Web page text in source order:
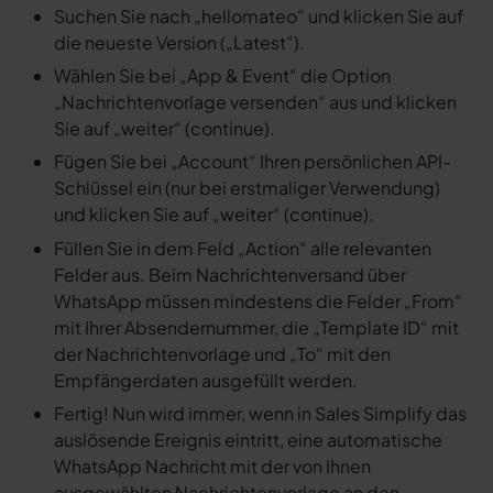
Suchen Sie nach „hellomateo“ und klicken Sie auf
die neueste Version („Latest“).
Wählen Sie bei „App & Event“ die Option
„Nachrichtenvorlage versenden“ aus und klicken
Sie auf „weiter“ (continue).
Fügen Sie bei „Account“ Ihren persönlichen API-
Schlüssel ein (nur bei erstmaliger Verwendung)
und klicken Sie auf „weiter“ (continue).
Füllen Sie in dem Feld „Action“ alle relevanten
Felder aus. Beim Nachrichtenversand über
WhatsApp müssen mindestens die Felder „From“
mit Ihrer Absendernummer, die „Template ID“ mit
der Nachrichtenvorlage und „To“ mit den
Empfängerdaten ausgefüllt werden.
Fertig! Nun wird immer, wenn in Sales Simplify das
auslösende Ereignis eintritt, eine automatische
WhatsApp Nachricht mit der von Ihnen